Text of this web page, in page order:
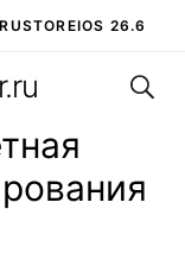
RUSTOREIOS 26.6